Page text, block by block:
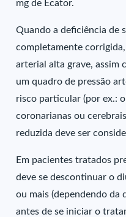
mg de Ecator.
Quando a deficiência de
completamente
arterial alta grave, assim
um quadro de pressão
risco particular (por ex.:
coronarianas ou
reduzida deve ser
Em pacientes tratados
deve se descontinuar o
ou mais (dependendo da
antes de se iniciar o